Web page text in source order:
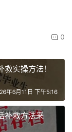
0
实操方法！
年6月11日 下午5:16
补救方法来